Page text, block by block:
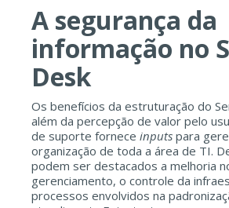
A segurança da
informação no
Desk
Os benefícios da estruturação do
além da percepção de valor pelo
de suporte fornece inputs para
organização de toda a área de TI.
podem ser destacados a melhoria
gerenciamento, o controle da
processos envolvidos na